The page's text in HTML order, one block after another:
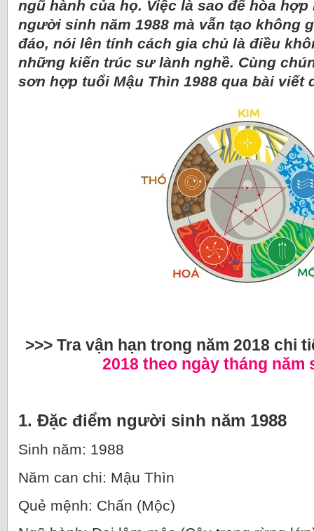
ngũ hành của họ. Việc là sao để hòa hợp
người sinh năm 1988 mà vẫn tạo không
đáo, nói lên tính cách gia chủ là điều
những kiến trúc sư lành nghề. Cùng
sơn hợp tuổi Mậu Thìn 1988 qua bài viết
>>> Tra vận hạn trong năm 2018 chi
2018 theo ngày tháng năm
1. Đặc điểm người sinh năm 1988
Sinh năm: 1988
Năm can chi: Mậu Thìn
Quẻ mệnh: Chấn (Mộc)